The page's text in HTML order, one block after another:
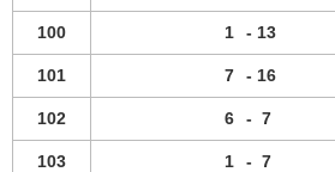
100 1 - 13
101 7 - 16
102 6 - 7
103 1 - 7